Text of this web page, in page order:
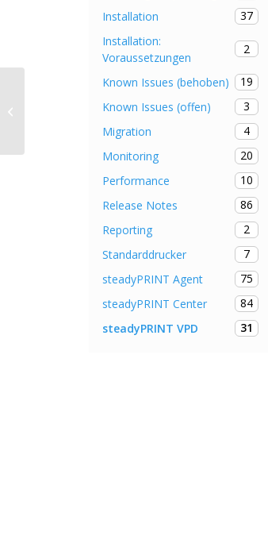
Installation
37
Installation:
Voraussetzungen
2
Known Issues (behoben)
19
Known Issues (offen)
3
Migration
4
Monitoring
20
Performance
10
Release Notes
86
Reporting
2
Standarddrucker
7
steadyPRINT Agent
75
steadyPRINT Center
84
steadyPRINT VPD
31
SNMP Beispiel 1.1 – Automatisches
Senden einer E-Mail bei niedrigem